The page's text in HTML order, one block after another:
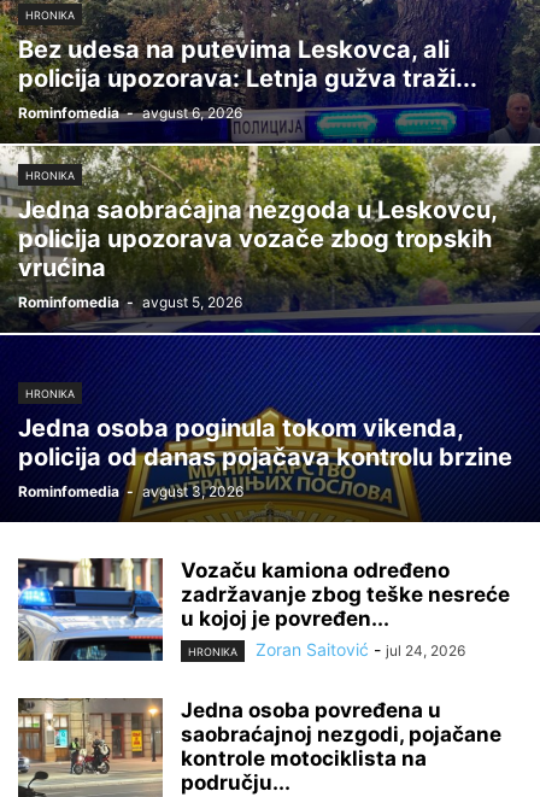
HRONIKA
Bez udesa na putevima Leskovca, ali
policija upozorava: Letnja gužva traži...
Rominfomedia - avgust 6, 2026
HRONIKA
Jedna saobraćajna nezgoda u Leskovcu,
policija upozorava vozače zbog tropskih
vrućina
Rominfomedia - avgust 5, 2026
HRONIKA
Jedna osoba poginula tokom vikenda,
policija od danas pojačava kontrolu brzine
Rominfomedia - avgust 3, 2026
Vozaču kamiona određeno
zadržavanje zbog teške nesreće
u kojoj je povređen...
HRONIKA Zoran Saitović - jul 24, 2026
Jedna osoba povređena u
saobraćajnoj nezgodi, pojačane
kontrole motociklista na
području...